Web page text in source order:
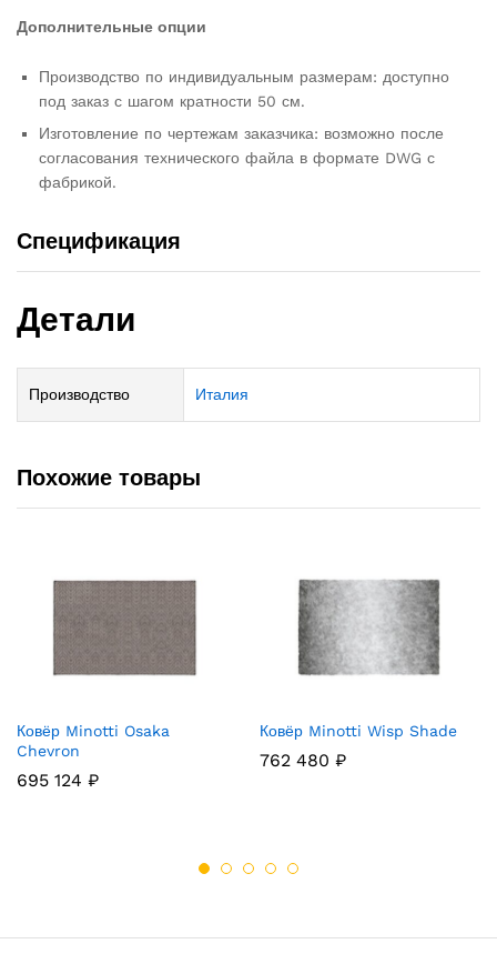
Дополнительные опции
Производство по индивидуальным размерам: доступно
под заказ с шагом кратности 50 см.
Изготовление по чертежам заказчика: возможно после
согласования технического файла в формате DWG с
фабрикой.
Спецификация
Детали
Производство Италия
Похожие товары
Ковёр Minotti Osaka
Chevron
695 124 ₽
Ковёр Minotti Wisp Shade
762 480 ₽